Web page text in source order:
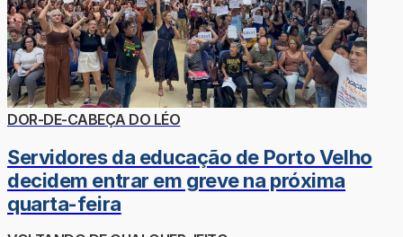
DOR-DE-CABEÇA DO LÉO
Servidores da educação de Porto Velho
decidem entrar em greve na próxima
quarta-feira